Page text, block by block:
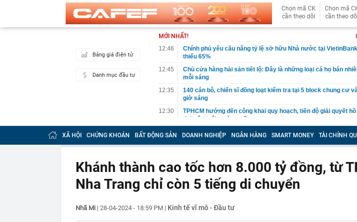
Chọn mã CK
cần theo dõi
Chọn mã
cần theo
Bảng giá điện tử
Danh mục đầu tư
MỚI NHẤT!
12:46
Chính phủ yêu cầu nâng tỷ lệ sở hữu Nhà nước tại
thiểu 65%
12:45
Chủ cửa hàng hải sản tiết lộ: Đây là những loại cá họ bán
mỗi sáng
12:35
140 cán bộ, chiến sĩ đồng loạt kiểm tra tại 5 block chung cư
giờ sáng
12:30
TPHCM hướng đến công khai quy hoạch, tiến độ giải quyết
đai trên môi trường số
12:30
Mẫu đồng hồ giá hơn 200 triệu đồng được dàn sao bom tấn
Odyssey và đạo diễn Christopher Nolan cùng yêu thích
12:19
Tỉnh rộng nhất đồng bằng sông Cửu Long chính thức được
là đơn vị hành chính cấp tỉnh loại I
12:16
Việt Nam có 1 nơi được tạp chí Mỹ đánh giá đẹp hơn cả
làm điểm đến
XÃ HỘI CHỨNG KHOÁN BẤT ĐỘNG SẢN DOANH NGHIỆP NGÂN HÀNG SMART MONEY TÀI CHÍNH
Khánh thành cao tốc hơn 8.000 tỷ đồng, từ
Nha Trang chỉ còn 5 tiếng di chuyển
Nhã Mi | 28-04-2024 - 18:59 PM | Kinh tế vĩ mô - Đầu tư